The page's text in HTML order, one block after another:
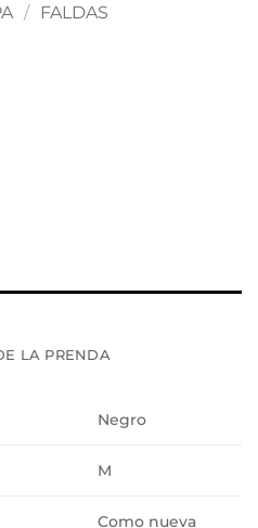
/ FALDAS
LA PRENDA
Negro
M
Como nueva